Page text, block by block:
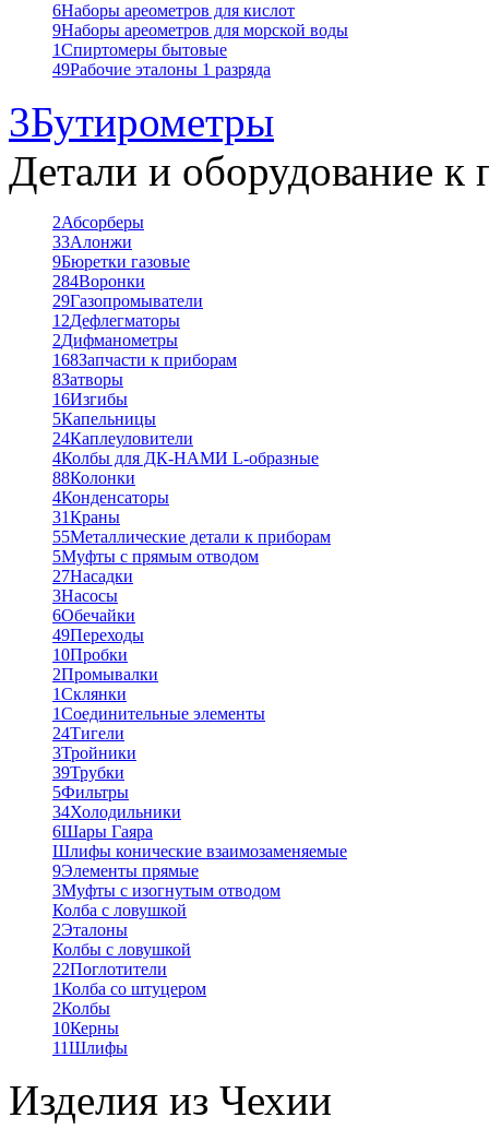
6Наборы ареометров для кислот
9Наборы ареометров для морской воды
1Спиртомеры бытовые
49Рабочие эталоны 1 разряда
3Бутирометры
Детали и оборудование к
2Абсорберы
33Алонжи
9Бюретки газовые
284Воронки
29Газопромыватели
12Дефлегматоры
2Дифманометры
168Запчасти к приборам
8Затворы
16Изгибы
5Капельницы
24Каплеуловители
4Колбы для ДК-НАМИ L-образные
88Колонки
4Конденсаторы
31Краны
55Металлические детали к приборам
5Муфты с прямым отводом
27Насадки
3Насосы
6Обечайки
49Переходы
10Пробки
2Промывалки
1Склянки
1Соединительные элементы
24Тигели
3Тройники
39Трубки
5Фильтры
34Холодильники
6Шары Гаяра
Шлифы конические взаимозаменяемые
9Элементы прямые
3Муфты с изогнутым отводом
Колба с ловушкой
2Эталоны
Колбы с ловушкой
22Поглотители
1Колба со штуцером
2Колбы
10Керны
11Шлифы
Изделия из Чехии